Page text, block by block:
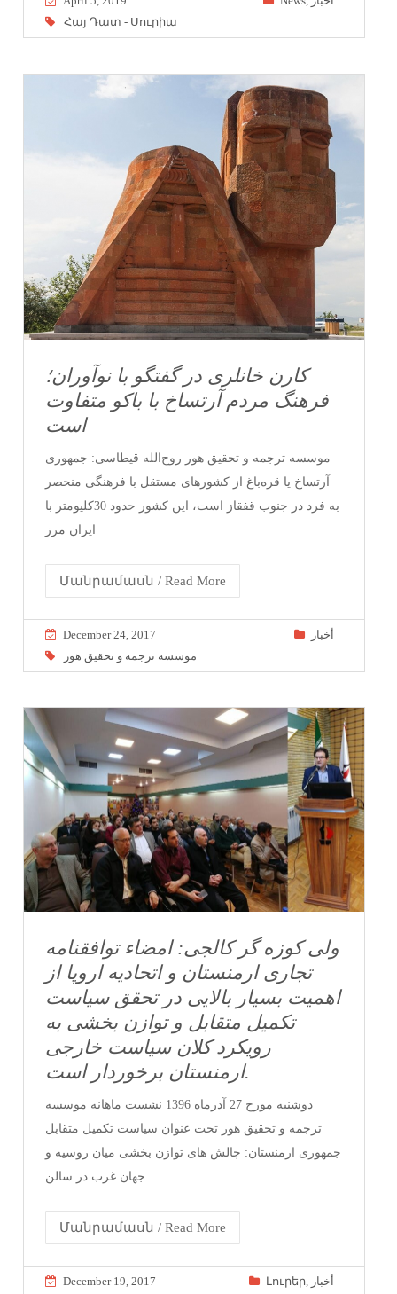
Հայ Դատ - Սուրիա
کارن خانلری در گفتگو با نوآوران؛
فرهنگ مردم آرتساخ با باکو متفاوت
است
موسسه ترجمه و تحقیق هور روح‌الله قیطاسی: جمهوری
آرتساخ یا قره‌باغ از کشورهای مستقل با فرهنگی منحصر
به فرد در جنوب قفقاز است، این کشور حدود 30کلیومتر با
ایران مرز
Մանրամասն / Read More
December 24, 2017
أخبار
موسسه ترجمه و تحقیق هور
ولی کوزه گر کالجی: امضاء توافقنامه
تجاری ارمنستان و اتحادیه اروپا از
اهمیت بسیار بالایی در تحقق سیاست
تکمیل متقابل و توازن بخشی به
رویکرد کلان سیاست خارجی
ارمنستان برخوردار است.
دوشنبه مورخ 27 آذرماه 1396 نشست ماهانه موسسه
ترجمه و تحقیق هور تحت عنوان سیاست تکمیل متقابل
جمهوری ارمنستان: چالش های توازن بخشی میان روسیه و
جهان غرب در سالن
Մանրամասն / Read More
December 19, 2017 Լուրեր, أخبار